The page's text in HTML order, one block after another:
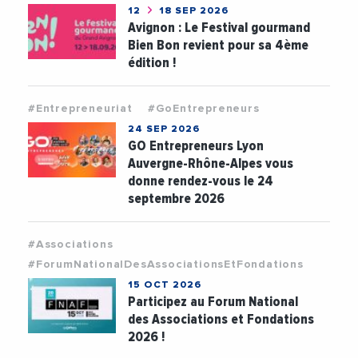
12 18 SEP 2026
Avignon : Le Festival gourmand
Bien Bon revient pour sa 4ème
édition !
#Entrepreneuriat #GoEntrepreneurs
24 SEP 2026
GO Entrepreneurs Lyon
Auvergne-Rhône-Alpes vous
donne rendez-vous le 24
septembre 2026
#Associations
#ForumNationalDesAssociationsEtFondations
15 OCT 2026
Participez au Forum National
des Associations et Fondations
2026 !